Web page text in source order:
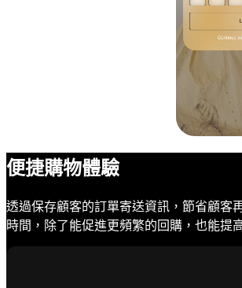
便捷購物體驗
透過保存顧客的訂單寄送資訊，節省顧客
時間，除了能促進更頻繁的回購，也能提